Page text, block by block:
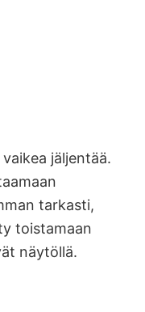
jäljentää.
tarkasti,
toistamaan
näytöllä.